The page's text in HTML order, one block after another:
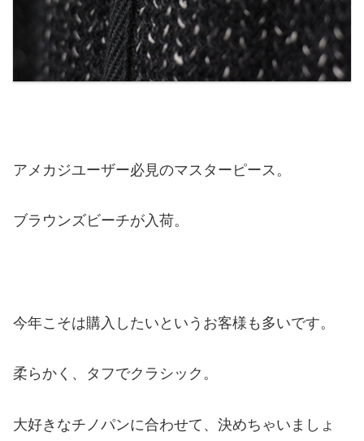
アメカジユーザー必見のマスターピース。
ブラウンズビーチが入荷。
今年こそは購入したいというお客様も多いです。
柔らかく、タフでクラシック。
大好きなチノパンに合わせて、決めちゃいましょ